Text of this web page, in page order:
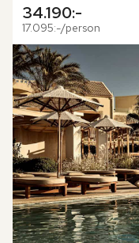
34.190:-
17.095:-/person